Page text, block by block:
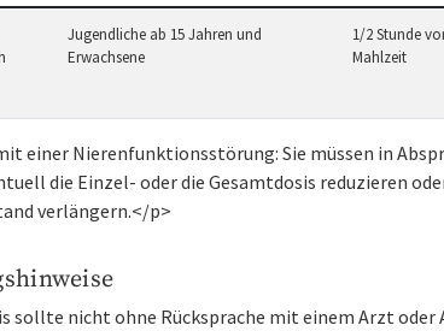
Jugendliche ab 15 Jahren und
Erwachsene
1/2 Stunde
Mahlzeit
einer Nierenfunktionsstörung: Sie müssen in
die Einzel- oder die Gesamtdosis reduzieren
verlängern.</p>
sollte nicht ohne Rücksprache mit einem Arzt oder